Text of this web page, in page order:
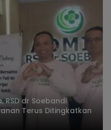
RSD dr Soebandi
Terus Ditingkatkan